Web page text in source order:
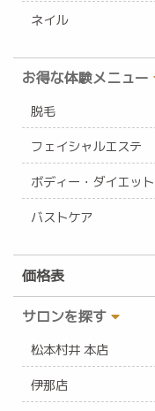
ネイル
お得な体験メニュー
脱毛
フェイシャルエステ
ボディー・ダイエット
バストケア
価格表
サロンを探す
松本村井 本店
伊那店